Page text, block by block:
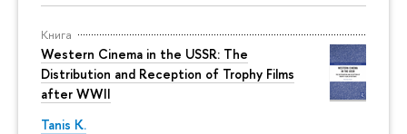
Книга
Western Cinema in the USSR: The
Distribution and Reception of Trophy Films
after WWII
Tanis K.